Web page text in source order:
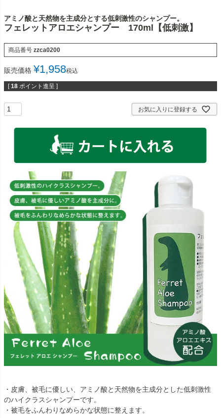
アミノ酸と天然物を主成分とする低刺激性のシャンプー。
フェレットアロエシャンプー 170ml【低刺激】
商品番号 zzca0200
販売価格 ¥1,958税込
[ 18 ポイント進呈 ]
お気に入りに登録する
・皮膚、被毛に優しい、アミノ酸と天然物を主成分とした低刺激性
のハイクラスシャンプーです。
・被毛をふんわりなめらかな状態に整えます。